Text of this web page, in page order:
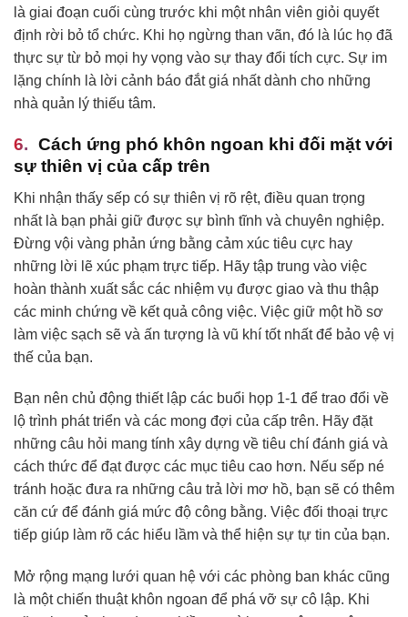
là giai đoạn cuối cùng trước khi một nhân viên giỏi quyết
định rời bỏ tổ chức. Khi họ ngừng than vãn, đó là lúc họ đã
thực sự từ bỏ mọi hy vọng vào sự thay đổi tích cực. Sự im
lặng chính là lời cảnh báo đắt giá nhất dành cho những
nhà quản lý thiếu tâm.
Cách ứng phó khôn ngoan khi đối mặt với
sự thiên vị của cấp trên
Khi nhận thấy sếp có sự thiên vị rõ rệt, điều quan trọng
nhất là bạn phải giữ được sự bình tĩnh và chuyên nghiệp.
Đừng vội vàng phản ứng bằng cảm xúc tiêu cực hay
những lời lẽ xúc phạm trực tiếp. Hãy tập trung vào việc
hoàn thành xuất sắc các nhiệm vụ được giao và thu thập
các minh chứng về kết quả công việc. Việc giữ một hồ sơ
làm việc sạch sẽ và ấn tượng là vũ khí tốt nhất để bảo vệ vị
thế của bạn.
Bạn nên chủ động thiết lập các buổi họp 1-1 để trao đổi về
lộ trình phát triển và các mong đợi của cấp trên. Hãy đặt
những câu hỏi mang tính xây dựng về tiêu chí đánh giá và
cách thức để đạt được các mục tiêu cao hơn. Nếu sếp né
tránh hoặc đưa ra những câu trả lời mơ hồ, bạn sẽ có thêm
căn cứ để đánh giá mức độ công bằng. Việc đối thoại trực
tiếp giúp làm rõ các hiểu lầm và thể hiện sự tự tin của bạn.
Mở rộng mạng lưới quan hệ với các phòng ban khác cũng
là một chiến thuật khôn ngoan để phá vỡ sự cô lập. Khi